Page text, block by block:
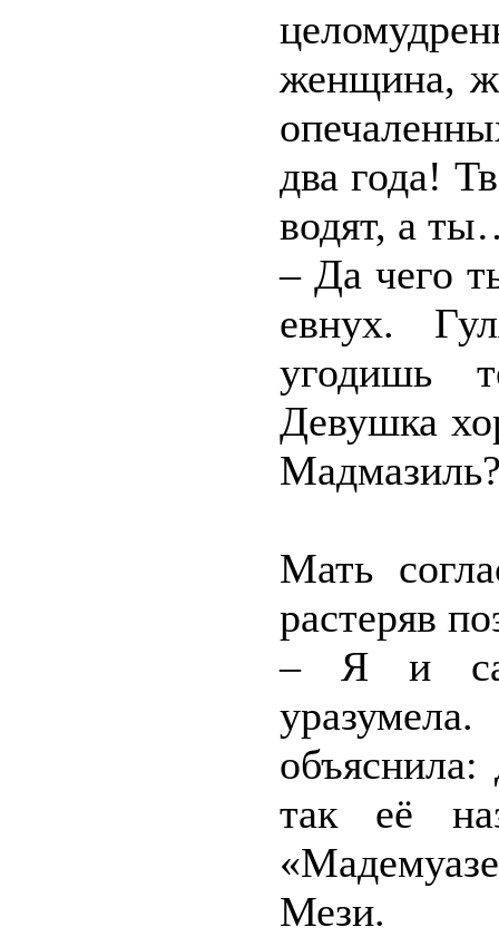
женщина,
два года!
водят, а
– Да чего
евнух.
угодишь
Девушка
Мать
растеряв
– Я и
так её
Мези.